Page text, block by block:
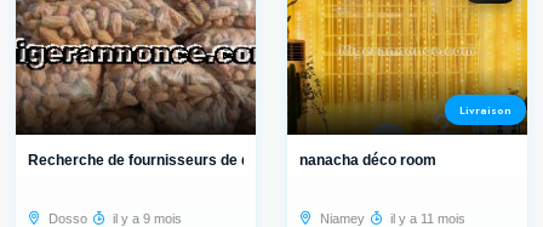
Recherche de fournisseurs de dattes...
Dosso il y a 9 mois
Livraison
nanacha déco room
Niamey il y a 11 mois